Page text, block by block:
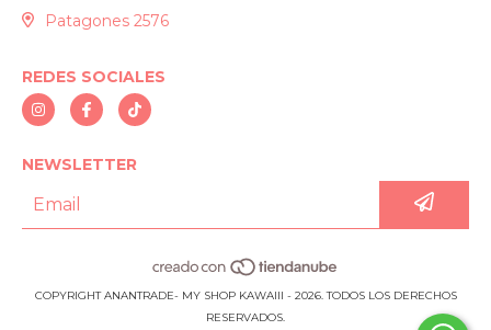
Patagones 2576
REDES SOCIALES
NEWSLETTER
COPYRIGHT ANANTRADE- MY SHOP KAWAIII - 2026. TODOS LOS DERECHOS
RESERVADOS.